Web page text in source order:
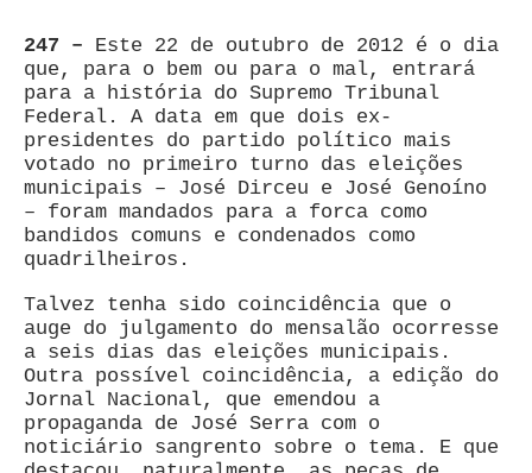
247 – Este 22 de outubro de 2012 é o dia
que, para o bem ou para o mal, entrará
para a história do Supremo Tribunal
Federal. A data em que dois ex-
presidentes do partido político mais
votado no primeiro turno das eleições
municipais – José Dirceu e José Genoíno
– foram mandados para a forca como
bandidos comuns e condenados como
quadrilheiros.
Talvez tenha sido coincidência que o
auge do julgamento do mensalão ocorresse
a seis dias das eleições municipais.
Outra possível coincidência, a edição do
Jornal Nacional, que emendou a
propaganda de José Serra com o
noticiário sangrento sobre o tema. E que